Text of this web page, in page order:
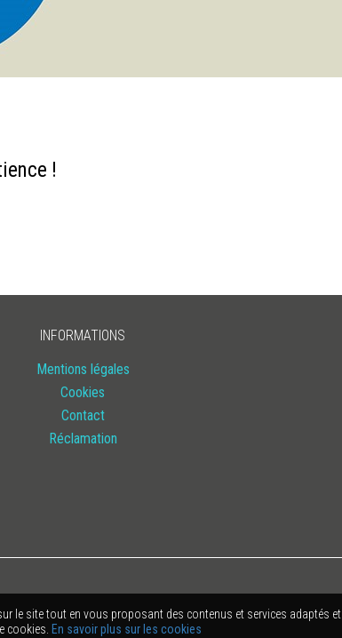
!
INFORMATIONS
Mentions légales
Cookies
Contact
Réclamation
le site tout en vous proposant des contenus et services adaptés et
cookies. En savoir plus sur les cookies